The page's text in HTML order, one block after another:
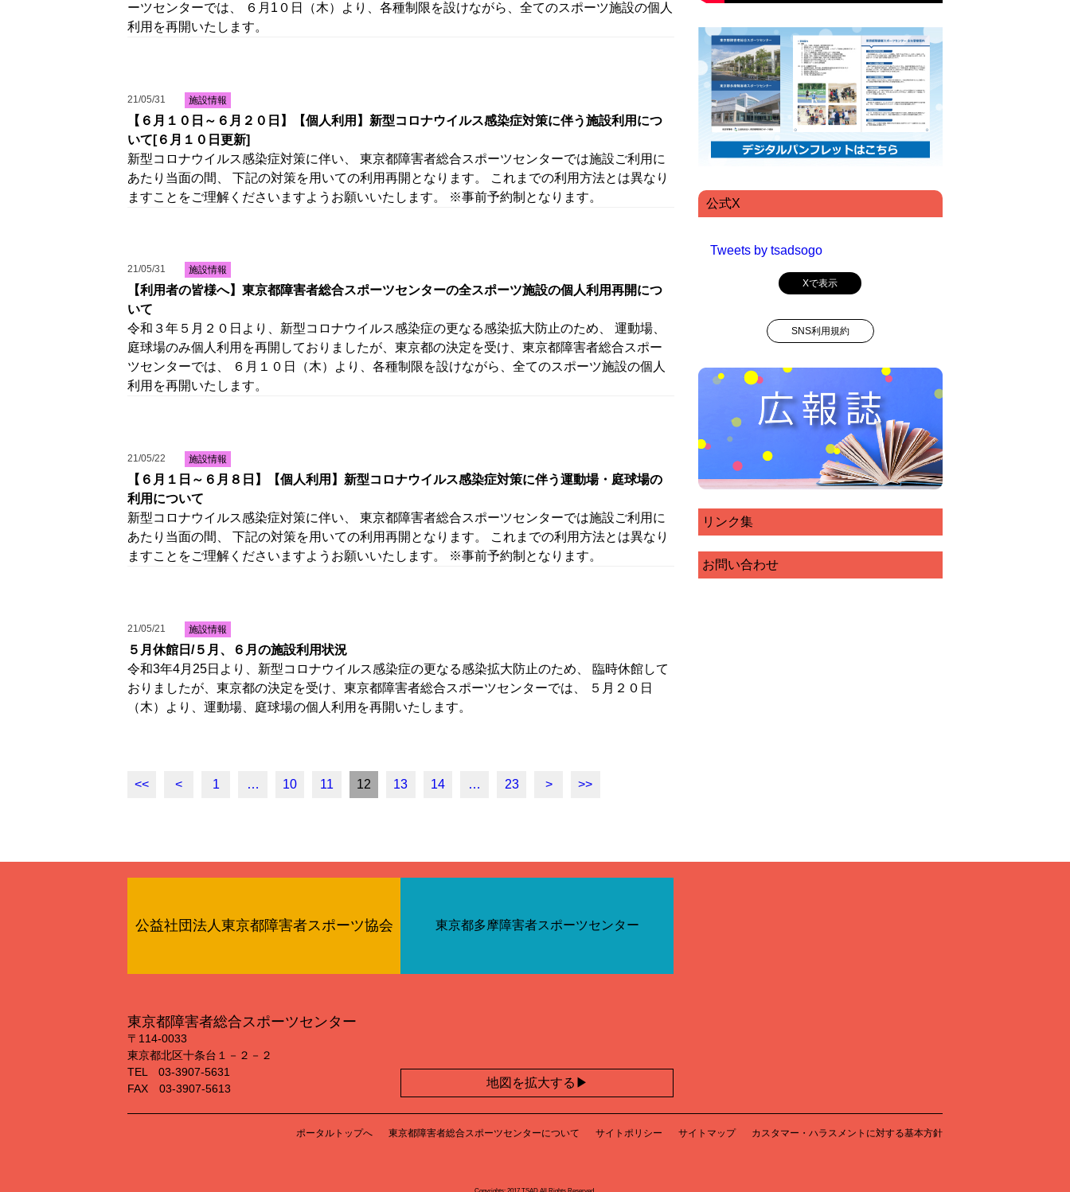
ーツセンターでは、 ６月1０日（木）より、各種制限を設けながら、全てのスポーツ施設の個人
利用を再開いたします。
21/05/31 施設情報
【６月１０日～６月２０日】【個人利用】新型コロナウイルス感染症対策に伴う施設利用につ
いて[６月１０日更新]
新型コロナウイルス感染症対策に伴い、 東京都障害者総合スポーツセンターでは施設ご利用に
あたり当面の間、 下記の対策を用いての利用再開となります。 これまでの利用方法とは異なり
ますことをご理解くださいますようお願いいたします。 ※事前予約制となります。
21/05/31 施設情報
【利用者の皆様へ】東京都障害者総合スポーツセンターの全スポーツ施設の個人利用再開につ
いて
令和３年５月２０日より、新型コロナウイルス感染症の更なる感染拡大防止のため、 運動場、
庭球場のみ個人利用を再開しておりましたが、東京都の決定を受け、東京都障害者総合スポー
ツセンターでは、 ６月１０日（木）より、各種制限を設けながら、全てのスポーツ施設の個人
利用を再開いたします。
21/05/22 施設情報
【６月１日～６月８日】【個人利用】新型コロナウイルス感染症対策に伴う運動場・庭球場の
利用について
新型コロナウイルス感染症対策に伴い、 東京都障害者総合スポーツセンターでは施設ご利用に
あたり当面の間、 下記の対策を用いての利用再開となります。 これまでの利用方法とは異なり
ますことをご理解くださいますようお願いいたします。 ※事前予約制となります。
21/05/21 施設情報
５月休館日/５月、６月の施設利用状況
令和3年4月25日より、新型コロナウイルス感染症の更なる感染拡大防止のため、 臨時休館して
おりましたが、東京都の決定を受け、東京都障害者総合スポーツセンターでは、 ５月２０日
（木）より、運動場、庭球場の個人利用を再開いたします。
<< < 1 … 10 11 12 13 14 … 23 > >>
公式X
Tweets by tsadsogo
Xで表示
SNS利用規約
リンク集
お問い合わせ
公益社団法人東京都障害者スポーツ協会 東京都多摩障害者スポーツセンター
東京都障害者総合スポーツセンター
〒114‐0033
東京都北区十条台１－２－２
TEL 03‐3907‐5631
FAX 03‐3907‐5613
地図を拡大する
ポータルトップへ 東京都障害者総合スポーツセンターについて サイトポリシー サイトマップ カスタマー・ハラスメントに対する基本方針
Copyrights: 2017 TSAD All Rights Reserved.